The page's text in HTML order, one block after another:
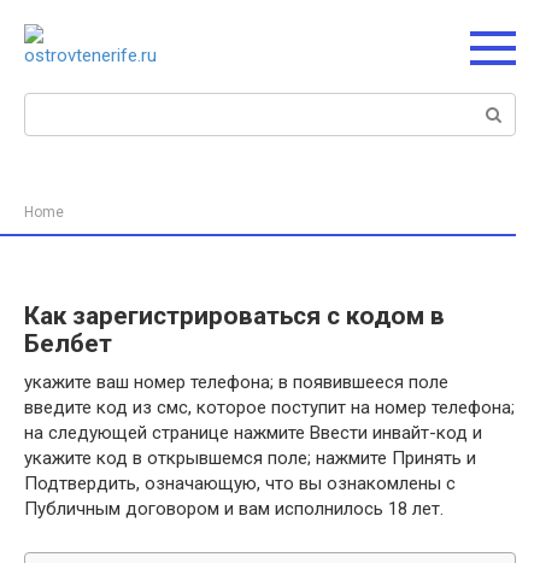
контенту
Поиск:
Home
Как зарегистрироваться с кодом в
Белбет
укажите ваш номер телефона; в появившееся поле
введите код из смс, которое поступит на номер телефона;
на следующей странице нажмите Ввести инвайт-код и
укажите код в открывшемся поле; нажмите Принять и
Подтвердить, означающую, что вы ознакомлены с
Публичным договором и вам исполнилось 18 лет.